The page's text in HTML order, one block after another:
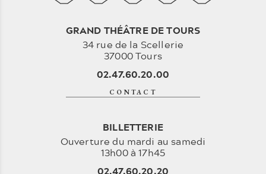
GRAND THÉÂTRE DE TOURS
34 rue de la Scellerie
37000 Tours
02.47.60.20.00
CONTACT
BILLETTERIE
Ouverture du mardi au samedi
13h00 à 17h45
02.47.60.20.20